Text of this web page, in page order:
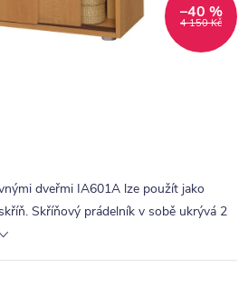
4 150 Kč
–40 %
dveřmi IA601A lze použít jako
Skříňový prádelník v sobě ukrývá 2